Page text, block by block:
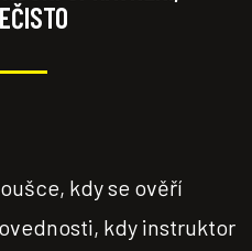
kdy se ověří
kdy instruktor